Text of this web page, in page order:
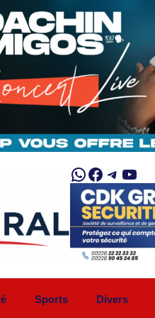
WhatsApp
Facebook
Sports Divers